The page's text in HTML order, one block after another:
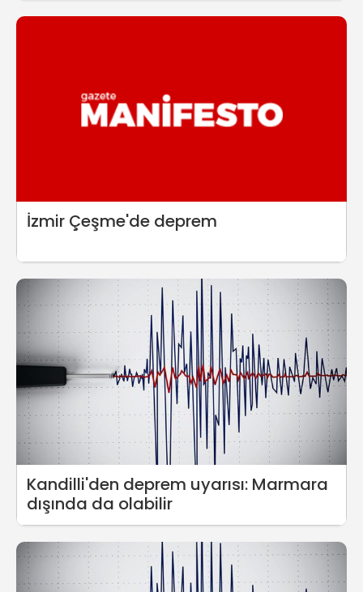
İzmir Çeşme'de deprem
Kandilli'den deprem uyarısı: Marmara
dışında da olabilir